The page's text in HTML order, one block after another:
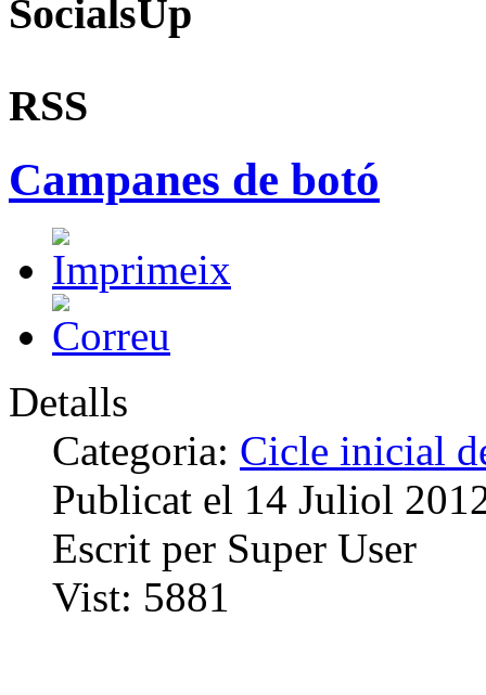
SocialsUp
RSS
Campanes de botó
Detalls
Categoria: Cicle inicial
Publicat el 14 Juliol
Escrit per Super User
Vist: 5881